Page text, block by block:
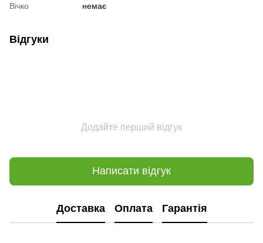
Вічко
немає
Відгуки
Додайте перший відгук
Написати відгук
Доставка Оплата Гарантія